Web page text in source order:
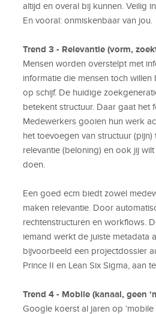
altijd en overal bij kunnen. Veilig
En vooral: onmiskenbaar van jou.
Trend 3 - Relevantie (vorm,
Mensen worden overstelpt met
informatie die mensen toch
op schijf. De huidige
betekent structuur. Daar gaat het
Medewerkers gooien hun werk
het toevoegen van structuur
relevantie (beloning) en ook jij
doen.
Een goed ecm biedt zowel
maken relevantie. Door
rechtenstructuren en workflows.
iemand werkt de juiste metadata
bijvoorbeeld een projectdossier
Prince II en Lean Six Sigma, aan
Trend 4 - Mobile (kanaal, geen
Google koerst al jaren op